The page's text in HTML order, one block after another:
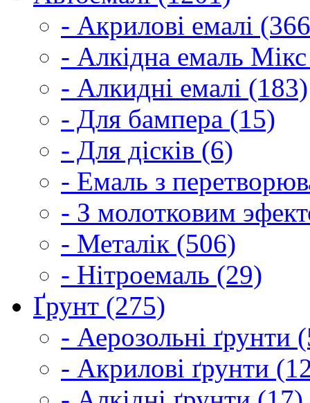
- Акрилові емалі
- Алкідна емаль
- Алкидні емалі (183)
- Для бампера (15)
- Для дісків (6)
- Емаль з
- З молотковим
- Металік (506)
- Нітроемаль (29)
Ґрунт (275)
- Аерозольні ґрунти
- Акрилові ґрунти